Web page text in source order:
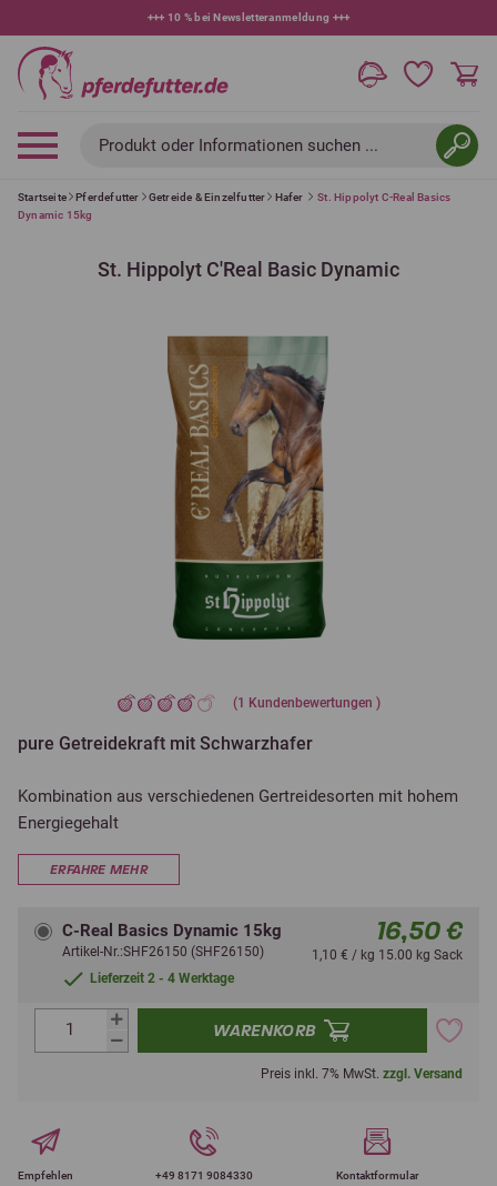
+++ 10 % bei Newsletteranmeldung +++
Produkt oder Informationen suchen ...
Startseite Pferdefutter Getreide & Einzelfutter Hafer
St. Hippolyt C-Real Basics
Dynamic 15kg
St. Hippolyt C'Real Basic Dynamic
(1 Kundenbewertungen )
pure Getreidekraft mit Schwarzhafer
Kombination aus verschiedenen Gertreidesorten mit hohem
Energiegehalt
ERFAHRE MEHR
C-Real Basics Dynamic 15kg
Artikel-Nr.:SHF26150 (SHF26150)
Lieferzeit 2 - 4 Werktage
16,50 €
1,10 € / kg 15.00 kg Sack
WARENKORB
Preis inkl. 7% MwSt. zzgl. Versand
Empfehlen +49 8171 9084330 Kontaktformular